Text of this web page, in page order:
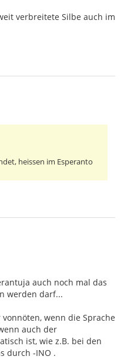
verbreitete Silbe auch im
heissen im Esperanto
auch noch mal das
werden darf...
wenn die Sprache
auch der
ist, wie z.B. bei den
durch -INO .